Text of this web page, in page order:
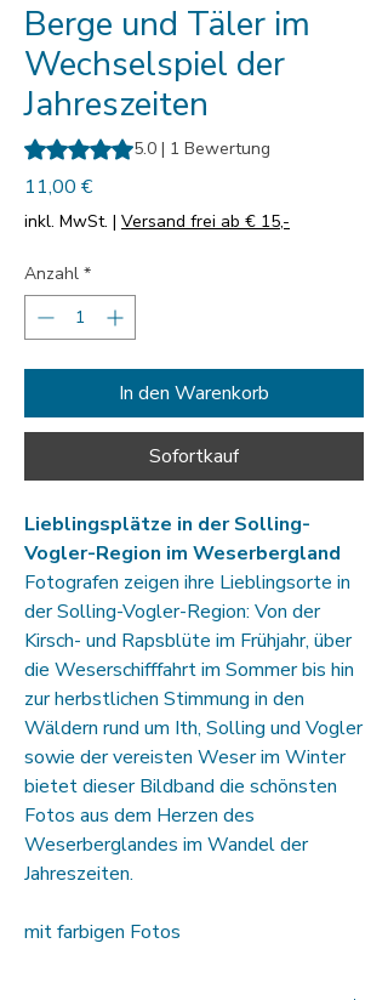
Berge und Täler im
Wechselspiel der
Jahreszeiten
Das Rating beträgt 5.0 von fünf Sternen,
5.0 | 1 Bewertung
11,00 €Preis
inkl. MwSt. | Versand frei ab € 15,-
Anzahl *
In den Warenkorb
Sofortkauf
Lieblingsplätze in der Solling-
Vogler-Region im Weserbergland
Fotografen zeigen ihre Lieblingsorte in
der Solling-Vogler-Region: Von der
Kirsch- und Rapsblüte im Frühjahr, über
die Weserschifffahrt im Sommer bis hin
zur herbstlichen Stimmung in den
Wäldern rund um Ith, Solling und Vogler
sowie der vereisten Weser im Winter
bietet dieser Bildband die schönsten
Fotos aus dem Herzen des
Weserberglandes im Wandel der
Jahreszeiten.
mit farbigen Fotos